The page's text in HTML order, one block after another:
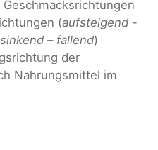
(aufsteigend -
sinkend – fallend)
der
Nahrungsmittel im